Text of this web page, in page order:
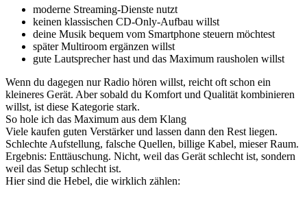
moderne Streaming-Dienste nutzt
keinen klassischen CD-Only-Aufbau willst
deine Musik bequem vom Smartphone steuern möchtest
später Multiroom ergänzen willst
gute Lautsprecher hast und das Maximum rausholen willst
Wenn du dagegen nur Radio hören willst, reicht oft schon ein
kleineres Gerät. Aber sobald du Komfort und Qualität kombinieren
willst, ist diese Kategorie stark.
So hole ich das Maximum aus dem Klang
Viele kaufen guten Verstärker und lassen dann den Rest liegen.
Schlechte Aufstellung, falsche Quellen, billige Kabel, mieser Raum.
Ergebnis: Enttäuschung. Nicht, weil das Gerät schlecht ist, sondern
weil das Setup schlecht ist.
Hier sind die Hebel, die wirklich zählen: